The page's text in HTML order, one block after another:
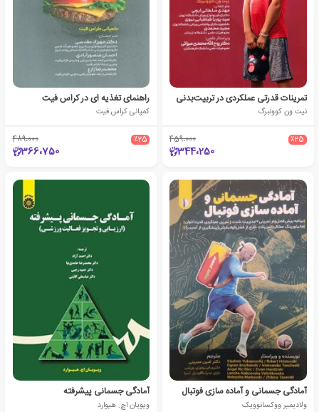
تمرینات قدرتی عملکردی در تربیت‌بدنی
نیت ون کوونبرگ
٪25 459،000
344،250
راهنمای تغذیه ای در کراس فیت
کمپانی کراس فیت
٪25 489،000
366،750
آمادگی جسمانی و آماده سازی فوتبال
ولادیمیر ووکسانوویک
آمادگی جسمانی پیشرفته
ویویان اچ. هیوارد